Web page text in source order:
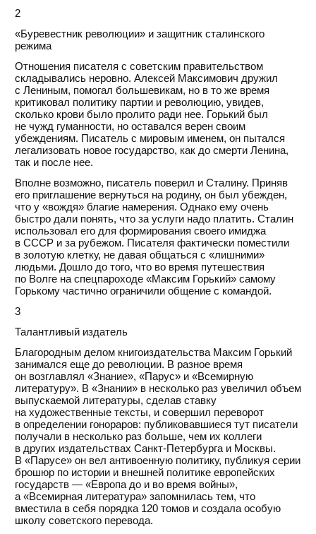
2
«Буревестник революции» и защитник сталинского
режима
Отношения писателя с советским правительством
складывались неровно. Алексей Максимович дружил
с Лениным, помогал большевикам, но в то же время
критиковал политику партии и революцию, увидев,
сколько крови было пролито ради нее. Горький был
не чужд гуманности, но оставался верен своим
убеждениям. Писатель с мировым именем, он пытался
легализовать новое государство, как до смерти Ленина,
так и после нее.
Вполне возможно, писатель поверил и Сталину. Приняв
его приглашение вернуться на родину, он был убежден,
что у «вождя» благие намерения. Однако ему очень
быстро дали понять, что за услуги надо платить. Сталин
использовал его для формирования своего имиджа
в СССР и за рубежом. Писателя фактически поместили
в золотую клетку, не давая общаться с «лишними»
людьми. Дошло до того, что во время путешествия
по Волге на спецпароходе «Максим Горький» самому
Горькому частично ограничили общение с командой.
3
Талантливый издатель
Благородным делом книгоиздательства Максим Горький
занимался еще до революции. В разное время
он возглавлял «Знание», «Парус» и «Всемирную
литературу». В «Знании» в несколько раз увеличил объем
выпускаемой литературы, сделав ставку
на художественные тексты, и совершил переворот
в определении гонораров: публиковавшиеся тут писатели
получали в несколько раз больше, чем их коллеги
в других издательствах Санкт-Петербурга и Москвы.
В «Парусе» он вел антивоенную политику, публикуя серии
брошюр по истории и внешней политике европейских
государств — «Европа до и во время войны»,
а «Всемирная литература» запомнилась тем, что
вместила в себя порядка 120 томов и создала особую
школу советского перевода.